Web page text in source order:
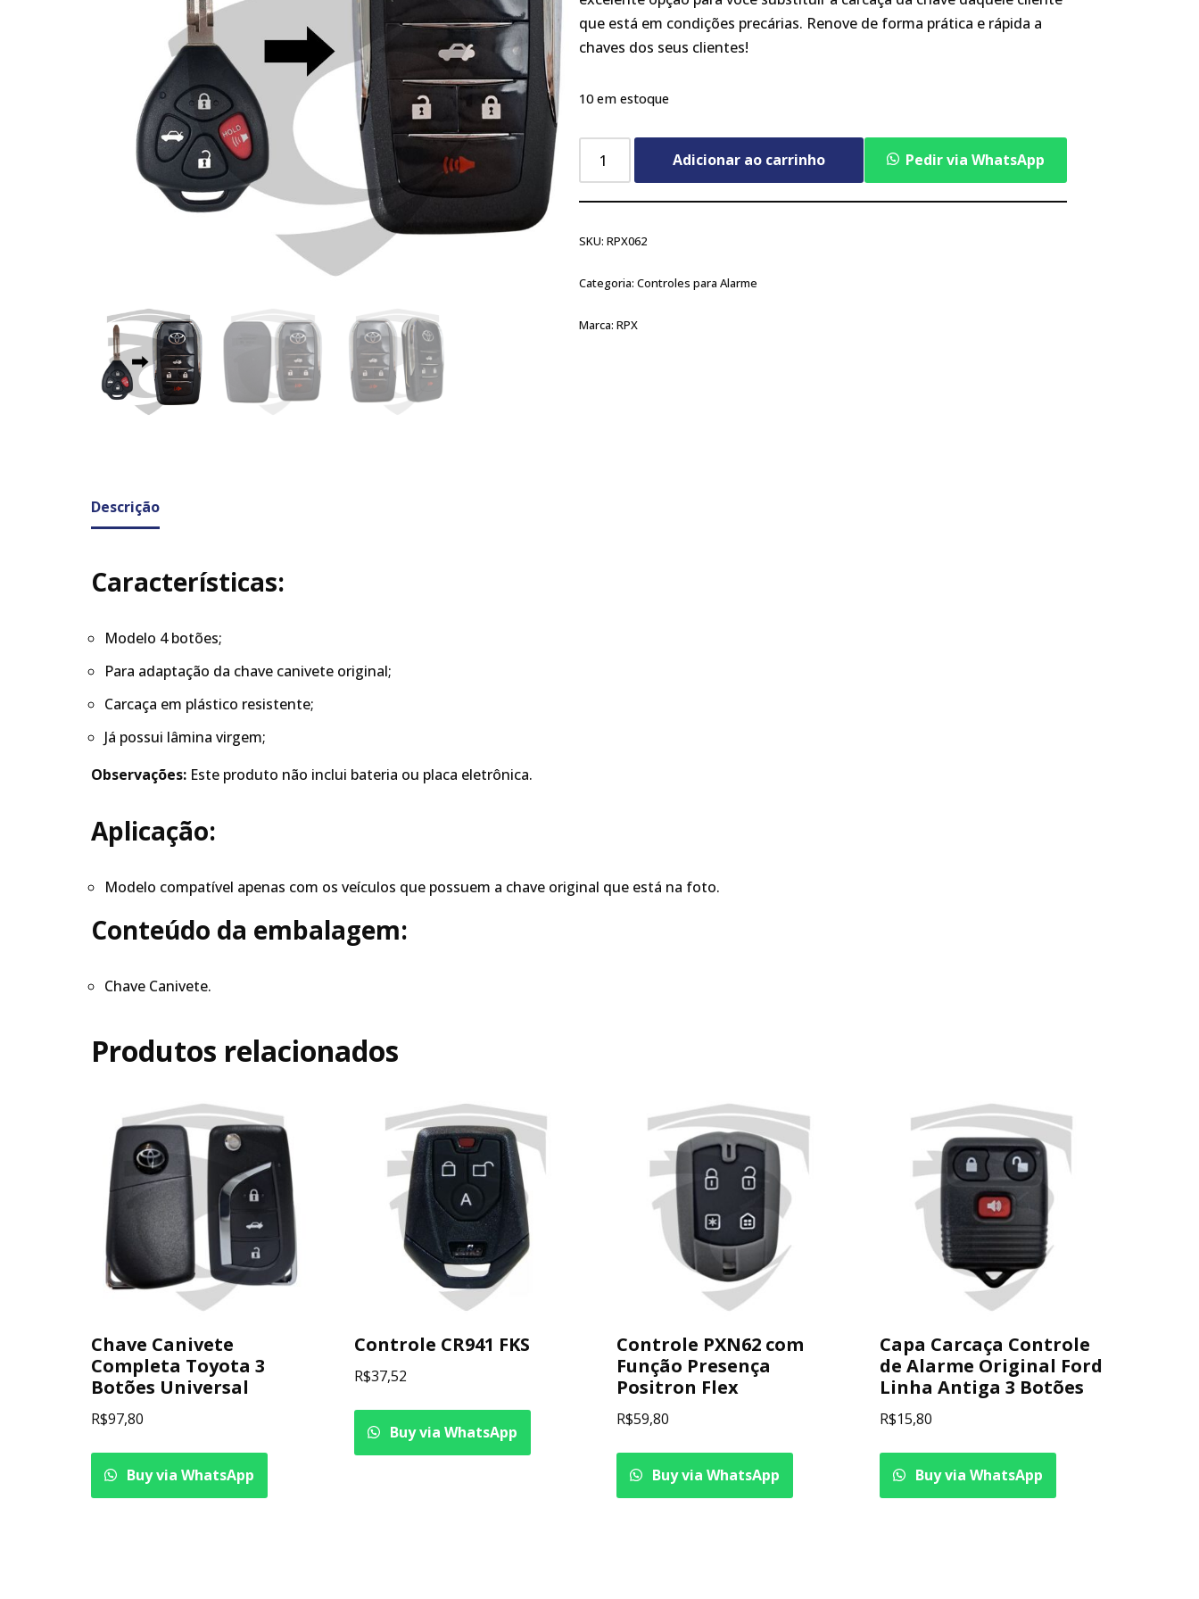
que está em condições precárias. Renove de forma prática e rápida a
chaves dos seus clientes!
10 em estoque
Adicionar ao carrinho Pedir via WhatsApp
SKU:RPX062
Categoria:Controles para Alarme
Marca:RPX
Descrição
Características:
Modelo 4 botões;
Para adaptação da chave canivete original;
Carcaça em plástico resistente;
Já possui lâmina virgem;
Observações: Este produto não inclui bateria ou placa eletrônica.
Aplicação:
Modelo compatível apenas com os veículos que possuem a chave original que está na foto.
Conteúdo da embalagem:
Chave Canivete.
Produtos relacionados
Chave Canivete
Completa Toyota 3
Botões Universal
R$97,80
Buy via WhatsApp
Controle CR941 FKS
R$37,52
Buy via WhatsApp
Controle PXN62 com
Função Presença
Positron Flex
R$59,80
Buy via WhatsApp
Capa Carcaça Controle
de Alarme Original Ford
Linha Antiga 3 Botões
R$15,80
Buy via WhatsApp